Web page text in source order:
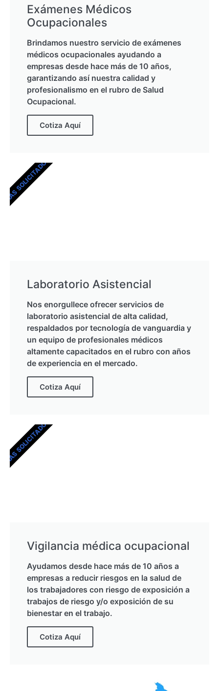
Exámenes Médicos
Ocupacionales
Brindamos nuestro servicio de exámenes
médicos ocupacionales ayudando a
empresas desde hace más de 10 años,
garantizando así nuestra calidad y
profesionalismo en el rubro de Salud
Ocupacional.
Cotiza Aquí
Laboratorio Asistencial
Nos enorgullece ofrecer servicios de
laboratorio asistencial de alta calidad,
respaldados por tecnología de vanguardia y
un equipo de profesionales médicos
altamente capacitados en el rubro con años
de experiencia en el mercado.
Cotiza Aquí
MÁS SOLICITADOS
Vigilancia médica ocupacional
Ayudamos desde hace más de 10 años a
empresas a reducir riesgos en la salud de
los trabajadores con riesgo de exposición a
trabajos de riesgo y/o exposición de su
bienestar en el trabajo.
Cotiza Aquí
MÁS SOLICITADOS